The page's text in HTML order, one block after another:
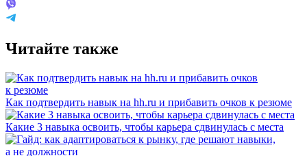
Читайте также
Как подтвердить навык на hh.ru и прибавить очков к резюме
Какие 3 навыка освоить, чтобы карьера сдвинулась с места